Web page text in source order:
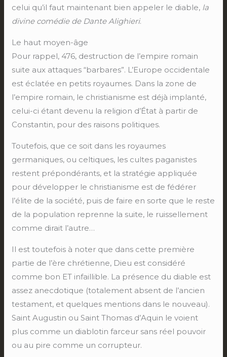
celui qu’il faut maintenant bien appeler le diable, la
divine comédie de Dante Alighieri.
Le haut moyen-âge
Pour rappel, 476, destruction de l’empire romain
suite aux attaques “barbares”. L’Europe occidentale
est éclatée en petits royaumes. Dans la zone de
l’empire romain, le christianisme est déjà implanté,
celui-ci étant devenu la religion d’État à partir de
Constantin, pour des raisons politiques.
Toutefois, que ce soit dans les royaumes
germaniques, ou celtiques, les cultes paganistes
restent prépondérants, et la stratégie appliquée
pour développer le christianisme est de fédérer
l’élite de la société, puis de faire en sorte que le reste
de la population reprenne la suite, le ruissellement
comme dirait l’autre…
Il est toutefois à noter que dans cette première
partie de l’ère chrétienne, Dieu est considéré
comme bon ET infaillible. La présence du diable est
assez anecdotique (totalement absent de l’ancien
testament, et quelques mentions dans le nouveau).
Saint Augustin ou Saint Thomas d’Aquin le voient
plus comme un diablotin farceur sans réel pouvoir
ou au pire comme un corrupteur.